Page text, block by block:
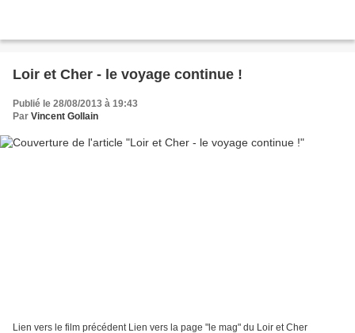
Loir et Cher - le voyage continue !
Publié le 28/08/2013 à 19:43
Par Vincent Gollain
Lien vers le film précédent Lien vers la page "le mag" du Loir et Cher